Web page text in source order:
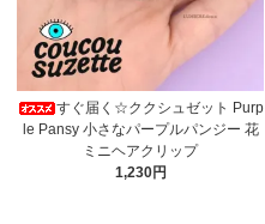
すぐ届く☆ククシュゼット Purp
le Pansy 小さなパープルパンジー 花
ミニヘアクリップ
1,230円